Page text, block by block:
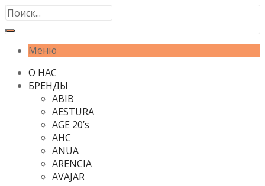
Меню
О НАС
БРЕНДЫ
ABIB
AESTURA
AGE 20’s
AHC
ANUA
ARENCIA
AVAJAR